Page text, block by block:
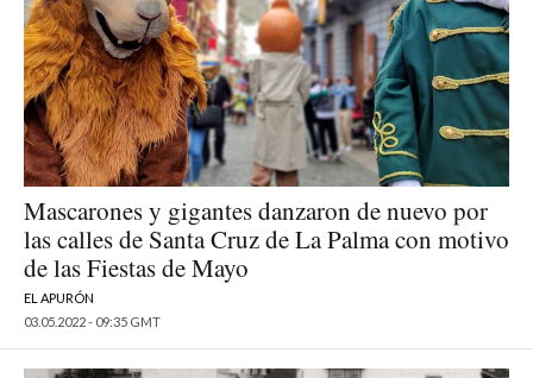
Mascarones y gigantes danzaron de nuevo por
las calles de Santa Cruz de La Palma con motivo
de las Fiestas de Mayo
EL APURÓN
03.05.2022 - 09:35 GMT